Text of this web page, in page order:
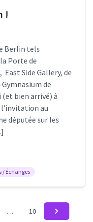
!
Berlin tels
Porte de
Side Gallery, de
de
bien arrivé) à
l’invitation au
députée sur les
/ Échanges
… 10